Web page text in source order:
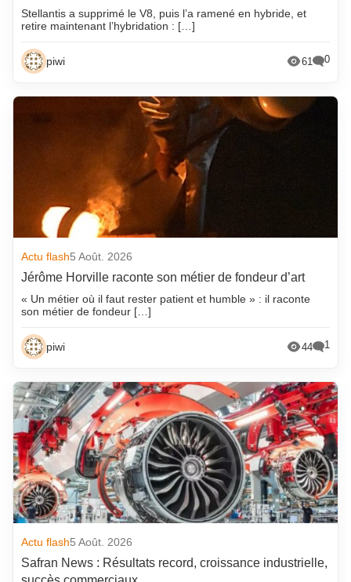
Stellantis a supprimé le V8, puis l’a ramené en hybride, et
retire maintenant l’hybridation : […]
piwi 61 0
Actu flash5 Août. 2026
Jérôme Horville raconte son métier de fondeur d’art
« Un métier où il faut rester patient et humble » : il raconte
son métier de fondeur […]
piwi 44 1
Actu flash5 Août. 2026
Safran News : Résultats record, croissance industrielle,